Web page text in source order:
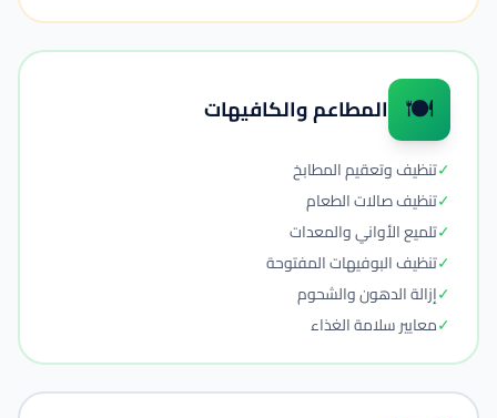
🍽️ المطاعم والكافيهات
✓تنظيف وتعقيم المطابخ
✓تنظيف صالات الطعام
✓تلميع الأواني والمعدات
✓تنظيف البوفيهات المفتوحة
✓إزالة الدهون والشحوم
✓معايير سلامة الغذاء